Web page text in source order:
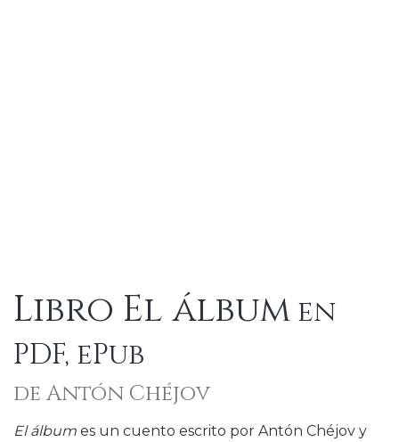
Libro El álbum en
PDF, ePub
de Antón Chéjov
El álbum es un cuento escrito por Antón Chéjov y